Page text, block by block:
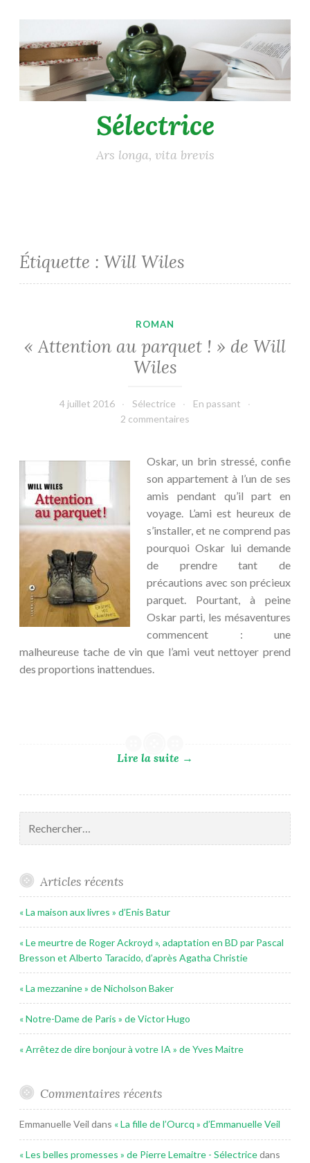
au
contenu
principal
Sélectrice
Ars longa, vita brevis
Étiquette : Will Wiles
ROMAN
« Attention au parquet ! » de Will
Wiles
4 juillet 2016 Sélectrice
En passant
2 commentaires
Oskar, un brin stressé, confie
son appartement à l’un de ses
amis pendant qu’il part en
voyage. L’ami est heureux de
s’installer, et ne comprend pas
pourquoi Oskar lui demande
de prendre tant de
précautions avec son précieux
parquet. Pourtant, à peine
Oskar parti, les mésaventures
commencent : une
malheureuse tache de vin que l’ami veut nettoyer prend
des proportions inattendues.
Lire la suite →
Articles récents
« La maison aux livres » d’Enis Batur
« Le meurtre de Roger Ackroyd », adaptation en BD par Pascal
Bresson et Alberto Taracido, d’après Agatha Christie
« La mezzanine » de Nicholson Baker
« Notre-Dame de Paris » de Victor Hugo
« Arrêtez de dire bonjour à votre IA » de Yves Maitre
Commentaires récents
Emmanuelle Veil dans « La fille de l’Ourcq » d’Emmanuelle Veil
« Les belles promesses » de Pierre Lemaitre - Sélectricedans